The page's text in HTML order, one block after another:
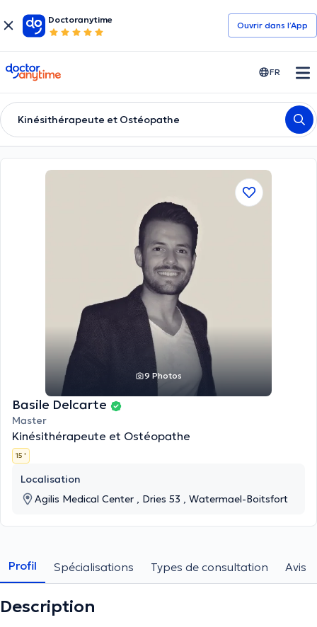
Doctoranytime
Ouvrir dans l’App
doctoranytime FR
Kinésithérapeute et Ostéopathe
9 Photos
Basile Delcarte
Master
Kinésithérapeute et Ostéopathe
15 '
Localisation
Agilis Medical Center , Dries 53 , Watermael-Boitsfort
Profil Spécialisations Types de consultation Avis
Description